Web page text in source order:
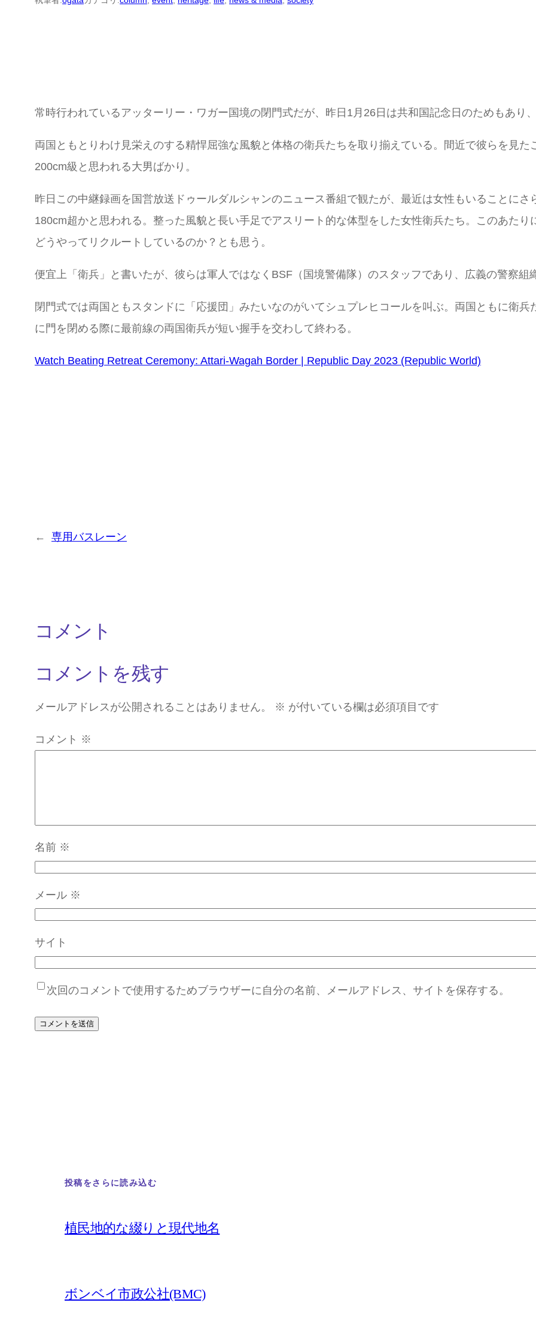
常時行われているアッターリー・ワガー国境の閉門式だが、昨日1月26日は共和国記念日のためもあり
両国ともとりわけ見栄えのする精悍屈強な風貌と体格の衛兵たちを取り揃えている。間近で彼らを見
200cm級と思われる大男ばかり。
昨日この中継録画を国営放送ドゥールダルシャンのニュース番組で観たが、最近は女性もいることに
180cm超かと思われる。整った風貌と長い手足でアスリート的な体型をした女性衛兵たち。このあたり
どうやってリクルートしているのか？とも思う。
便宜上「衛兵」と書いたが、彼らは軍人ではなくBSF（国境警備隊）のスタッフであり、広義の警察組
閉門式では両国ともスタンドに「応援団」みたいなのがいてシュプレヒコールを叫ぶ。両国ともに衛
に門を閉める際に最前線の両国衛兵が短い握手を交わして終わる。
Watch Beating Retreat Ceremony: Attari-Wagah Border | Republic Day 2023 (Republic World)
← 専用バスレーン
コメント
コメントを残す
メールアドレスが公開されることはありません。 ※ が付いている欄は必須項目です
コメント ※
名前 ※
メール ※
サイト
次回のコメントで使用するためブラウザーに自分の名前、メールアドレス、サイトを保存する。
投稿をさらに読み込む
植民地的な綴りと現代地名
ボンベイ市政公社(BMC)